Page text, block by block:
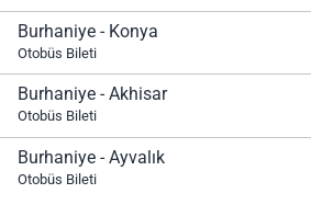
Burhaniye - Konya
Otobüs Bileti
Burhaniye - Akhisar
Otobüs Bileti
Burhaniye - Ayvalık
Otobüs Bileti